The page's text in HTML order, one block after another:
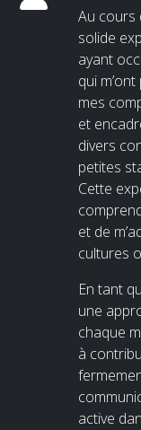
Au cours
solide
ayant
qui
mes
et
divers
petites
Cette
et de
cultures
En tant
une
chaque
à
active